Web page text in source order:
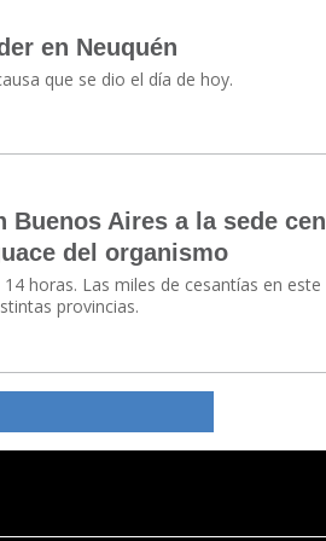
en Neuquén
que se dio el día de hoy.
Buenos Aires a la sede
del organismo
horas. Las miles de cesantías en este
provincias.